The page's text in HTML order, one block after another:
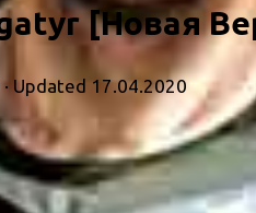
[Новая
· Updated 17.04.2020